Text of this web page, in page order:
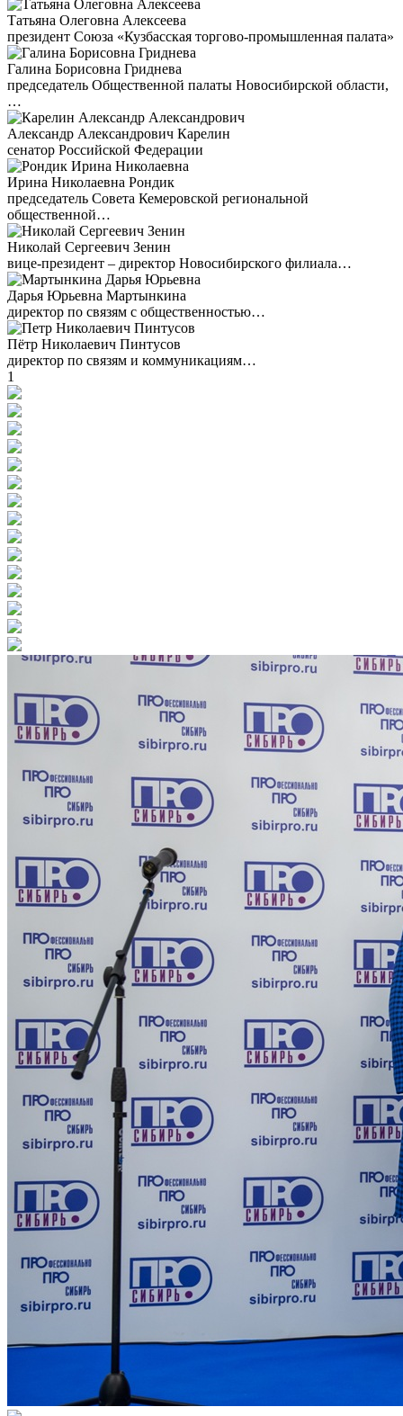
Татьяна Олеговна Алексеева
президент Союза «Кузбасская торгово-промышленная палата»
Галина Борисовна Гриднева
председатель Общественной палаты Новосибирской области,
…
Александр Александрович Карелин
сенатор Российской Федерации
Ирина Николаевна Рондик
председатель Совета Кемеровской региональной
общественной…
Николай Сергеевич Зенин
вице-президент – директор Новосибирского филиала…
Дарья Юрьевна Мартынкина
директор по связям с общественностью…
Пётр Николаевич Пинтусов
директор по связям и коммуникациям…
1